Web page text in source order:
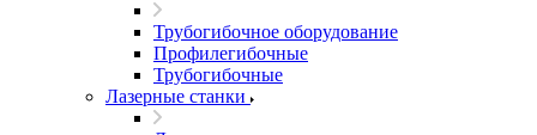
Трубогибочное оборудование
Профилегибочные
Трубогибочные
Лазерные станки